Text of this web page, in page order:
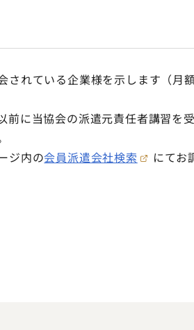
されている企業様を示します（月
に当協会の派遣元責任者講習を
ジ内の会員派遣会社検索
にてお